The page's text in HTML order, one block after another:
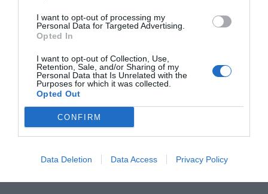
I want to opt-out of processing my
Personal Data for Targeted Advertising.
Opted In
I want to opt-out of Collection, Use,
Retention, Sale, and/or Sharing of my
Personal Data that Is Unrelated with the
Purposes for which it was collected.
Opted Out
CONFIRM
Data Deletion Data Access Privacy Policy